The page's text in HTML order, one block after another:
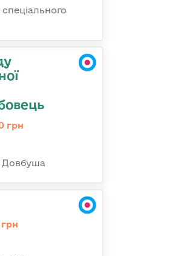
грн
Довбуша